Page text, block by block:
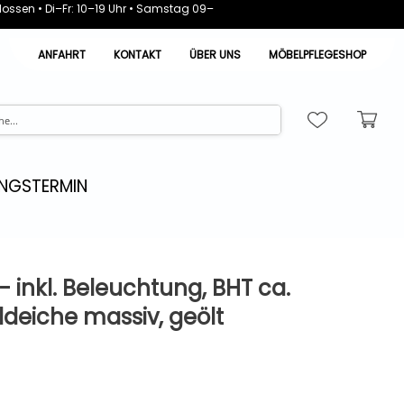
• Di–Fr: 10–19 Uhr • Samstag 09–
ANFAHRT
KONTAKT ÜBER UNS MÖBELPFLEGESHOP
inkl. Beleuchtung, BHT ca.
massiv, geölt